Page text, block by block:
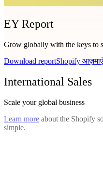
EY Report
Grow globally with the keys to
Download reportShopify आज़माएँ
International Sales
Scale your global business
Learn more about the Shopify
simple.